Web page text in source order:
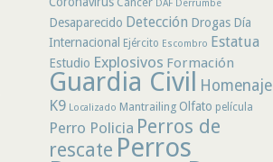
DAF Derrumbe
Desaparecido Detección Drogas Día
Internacional
Ejército Escombro Estatua
Estudio Explosivos Formación
Guardia Civil
Homenaje
K9 Localizado Mantrailing Olfato película
Perro Policia Perros de
rescate Perros